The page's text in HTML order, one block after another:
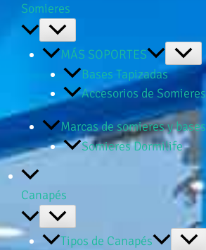
Somieres
MÁS SOPORTES
Bases Tapizadas
Accesorios de Somieres
Marcas de somieres y bases
Somieres Dormilife
Canapés
Tipos de Canapés